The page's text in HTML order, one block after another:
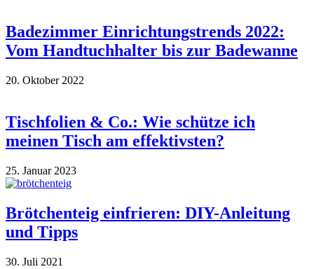
Badezimmer Einrichtungstrends 2022:
Vom Handtuchhalter bis zur Badewanne
20. Oktober 2022
Tischfolien & Co.: Wie schütze ich
meinen Tisch am effektivsten?
25. Januar 2023
Brötchenteig einfrieren: DIY-Anleitung
und Tipps
30. Juli 2021